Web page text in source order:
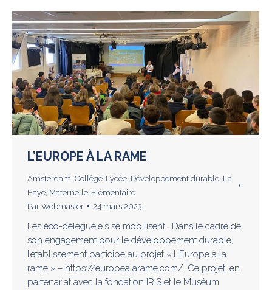
L’EUROPE À LA RAME
Amsterdam, Collège-Lycée, Développement durable, La
Haye, Maternelle-Elémentaire
Par Webmaster 24 mars 2023
Les éco-délégué.e.s se mobilisent… Dans le cadre de
son engagement pour le développement durable,
l’établissement participe au projet « L’Europe à la
rame » – https://europealarame.com/. Ce projet, en
partenariat avec la fondation IRIS et le Muséum